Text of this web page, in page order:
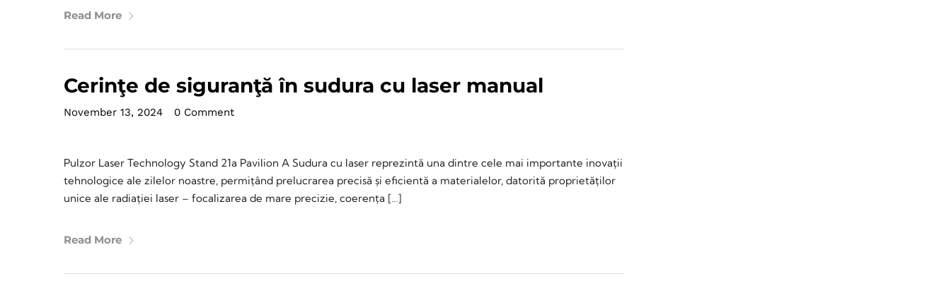
Read More
Cerinţe de siguranţă în sudura cu laser manual
November 13, 2024 0 Comment
Pulzor Laser Technology Stand 21a Pavilion A Sudura cu laser reprezintă una dintre cele mai importante inovații
tehnologice ale zilelor noastre, permițând prelucrarea precisă și eficientă a materialelor, datorită proprietăților
unice ale radiației laser – focalizarea de mare precizie, coerența […]
Read More